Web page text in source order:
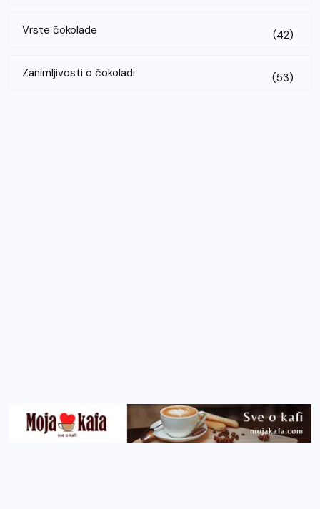
Vrste čokolade (42)
Zanimljivosti o čokoladi (53)